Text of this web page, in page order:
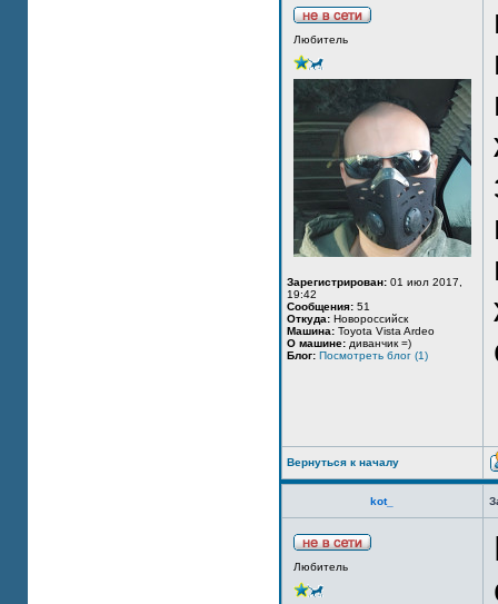
Любитель
Зарегистрирован: 01 июл 2017,
19:42
Сообщения: 51
Откуда: Новороссийск
Машина: Toyota Vista Ardeo
О машине: диванчик =)
Блог: Посмотреть блог (1)
Вернуться к началу
kot_
Любитель